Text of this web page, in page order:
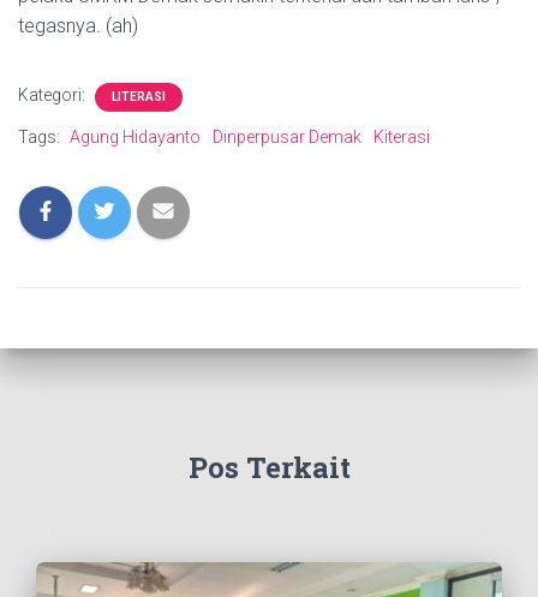
tegasnya. (ah)
Kategori: LITERASI
Tags: Agung Hidayanto Dinperpusar Demak Kiterasi
Pos Terkait